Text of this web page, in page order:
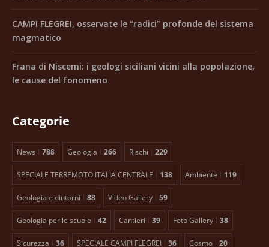
CAMPI FLEGREI, osservate le “radici” profonde del sistema
magmatico
Frana di Niscemi: i geologi siciliani vicini alla popolazione,
le cause del fonomeno
Categorie
News 788 Geologia 266 Rischi 229
SPECIALE TERREMOTO ITALIA CENTRALE 138 Ambiente 119
Geologia e dintorni 88 Video Gallery 59
Geologia per le scuole 42 Cantieri 39 Foto Gallery 38
Sicurezza 36 SPECIALE CAMPI FLEGREI 36 Cosmo 20